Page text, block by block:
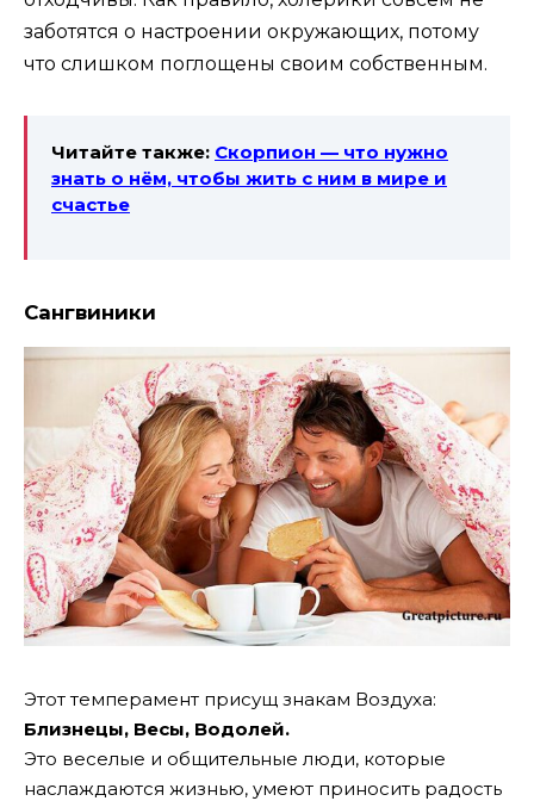
заботятся о настроении окружающих, потому
что слишком поглощены своим собственным.
Читайте также: Скорпион — что нужно
знать о нём, чтобы жить с ним в мире и
счастье
Сангвиники
Этот темперамент присущ знакам Воздуха:
Близнецы, Весы, Водолей.
Это веселые и общительные люди, которые
наслаждаются жизнью, умеют приносить радость